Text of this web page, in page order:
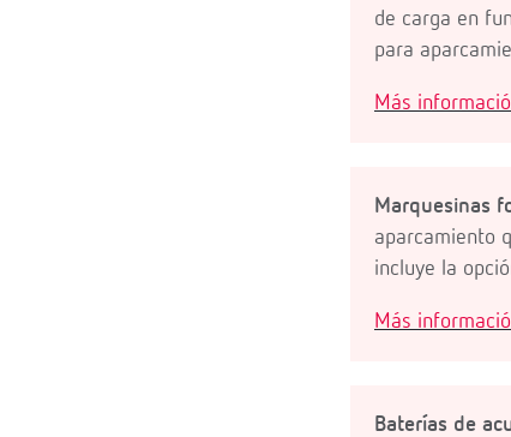
de carga en
para
Más
Marquesinas
aparcamiento
incluye la
Más
Baterías de